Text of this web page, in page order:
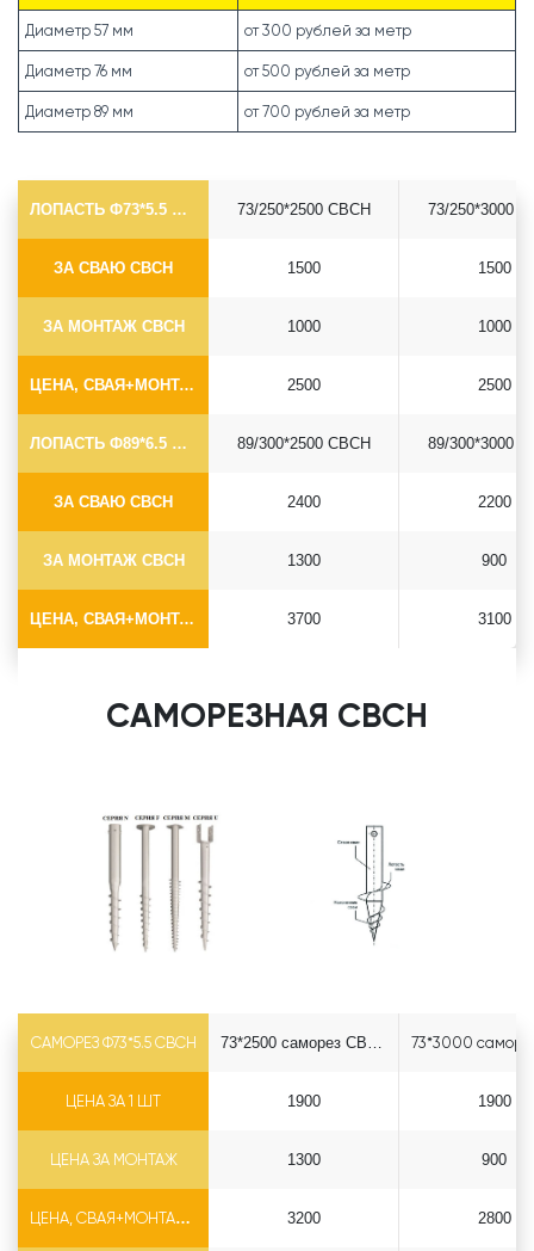
Диаметр 57 мм от 300 рублей за метр
Диаметр 76 мм от 500 рублей за метр
Диаметр 89 мм от 700 рублей за метр
ЛОПАСТЬ Ф73*5.5 СВСН
ЗА СВАЮ СВСН
ЗА МОНТАЖ СВСН
ЦЕНА, СВАЯ+МОНТАЖ (БЕЗ ОГОЛОВКА)
73/250*2500 СВСН
1500
1000
2500
73/250*3000
1500
1000
2500
ЛОПАСТЬ Ф89*6.5 СВСН
ЗА СВАЮ СВСН
ЗА МОНТАЖ СВСН
ЦЕНА, СВАЯ+МОНТАЖ (БЕЗ ОГОЛОВКА)
89/300*2500 СВСН
2400
1300
3700
89/300*3000
2200
900
3100
САМОРЕЗНАЯ СВСН
САМОРЕЗ Ф73*5.5 СВСН
ЦЕНА ЗА 1 ШТ
ЦЕНА ЗА МОНТАЖ
ЦЕНА, СВАЯ+МОНТАЖ (БЕЗ ОГОЛОВКА)
73*2500 саморез СВСН
1900
1300
3200
1900
900
2800